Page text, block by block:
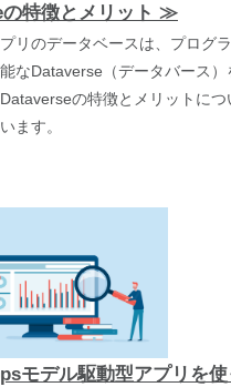
特徴とメリット ≫
リのデータベースは、プログ
なDataverse（データバース）
の特徴とメリットにつ
ます。
モデル駆動型アプリを使